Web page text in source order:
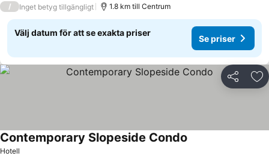
/ Inget betyg tillgängligt 1.8 km till Centrum
Välj datum för att se exakta priser
Se priser
Dela
Hotell
Contemporary Slopeside Condo